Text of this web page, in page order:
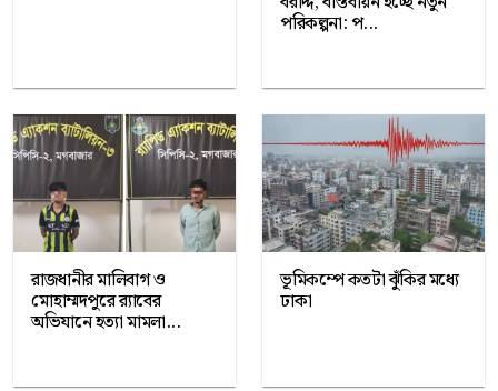
পরিকল্পনা: প...
রাজধানীর মালিবাগ ও
মোহাম্মদপুরে র‍্যাবের
অভিযানে হত্যা মামলা...
ভূমিকম্পে কতটা ঝুঁকির মধ্যে
ঢাকা